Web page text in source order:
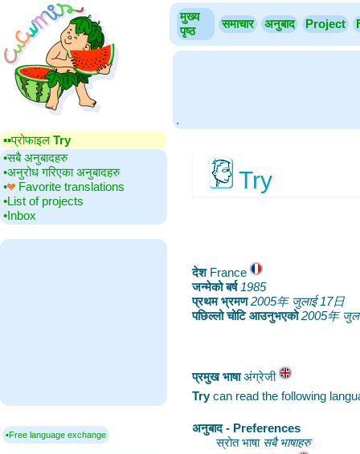
मुख्य
पृष्ठ
समाचार अनुबाद Project
.
▪▪‎प्रोफाइल Try
•‎सबै अनुबादहरु
•‎अनुरोध गरिएका अनुबादहरु
•‎
Favorite translations
•‎List of projects
•‎Inbox
▪Free language exchange
Try
देश‎France
जन्मेको बर्ष‎ 1985
प्रथम भ्रमण‎2005年 जुलाई 17日
पछिल्लो चोटि आउनुभएको‎2005年
प्रमुख भाषा‎अंग्रेजी
Trycan read the following
अनुबाद - Preferences
स्रोत भाषा सबै भाषाहरु